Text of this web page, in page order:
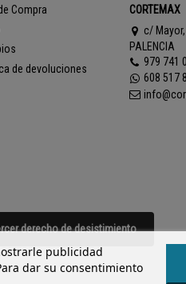
Compra
de devoluciones
CORTEMAX
c/
PALENCIA
979 741
608 517
publicidad
dar su consentimiento
derecho de desistimiento